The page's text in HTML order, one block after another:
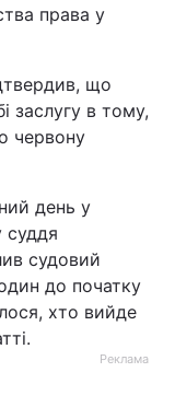
права у
що
заслугу в тому,
червону
день у
суддя
судовий
до початку
хто вийде
Реклама